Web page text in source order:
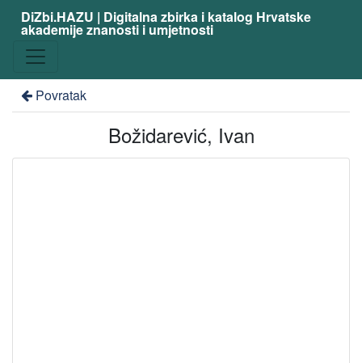
DiZbi.HAZU | Digitalna zbirka i katalog Hrvatske
akademije znanosti i umjetnosti
Povratak
Božidarević, Ivan